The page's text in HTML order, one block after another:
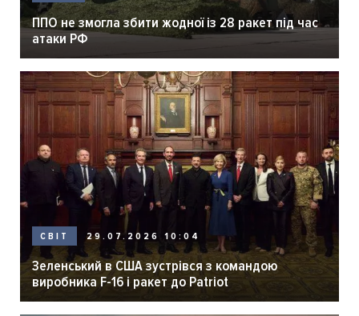
ППО не змогла збити жодної із 28 ракет під час
атаки РФ
СВІТ 29.07.2026 10:04
Зеленський в США зустрівся з командою
виробника F-16 і ракет до Patriot